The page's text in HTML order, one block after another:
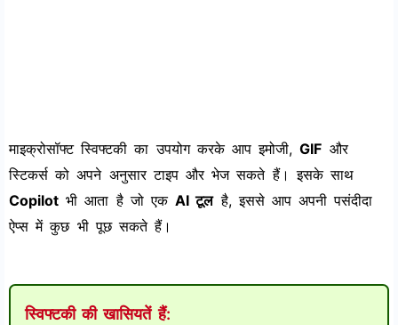
माइक्रोसॉफ्ट स्विफ्टकी का उपयोग करके आप इमोजी,GIF और
स्टिकर्स को अपने अनुसार टाइप और भेज सकते हैं। इसके साथ
Copilot भी आता है जो एकAI टूलहै, इससे आप अपनी पसंदीदा
ऐप्स में कुछ भी पूछ सकते हैं।
स्विफ्टकी की खासियतें हैं: